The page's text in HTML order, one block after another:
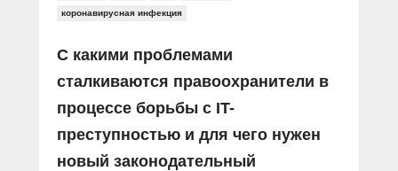
коронавирусная инфекция
С какими проблемами
сталкиваются правоохранители в
процессе борьбы с IT-
преступностью и для чего нужен
новый законодательный